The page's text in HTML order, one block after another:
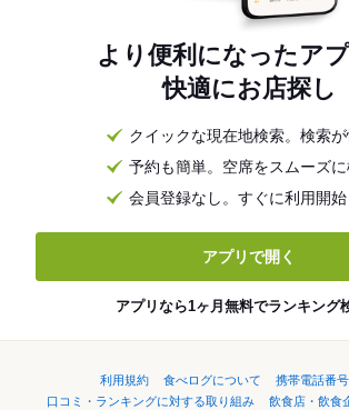
より便利になったア
快適にお店探し
クイックな現在地検索。検索が
予約も簡単。空席をスムーズ
会員登録なし。すぐに利用開始
アプリで開く
アプリなら1ヶ月無料でランキング
利用規約 食べログについて
携帯電話番
口コミ・ランキングに対する取り組み
飲食店・飲食